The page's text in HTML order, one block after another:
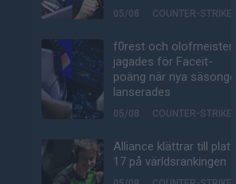
05/08 COUNTER-STRIKE
f0rest och olofmeister
jagades för Faceit-
poäng när nya säsongen
lanserades
05/08 COUNTER-STRIKE
Alliance klättrar till plats
17 på världsrankingen